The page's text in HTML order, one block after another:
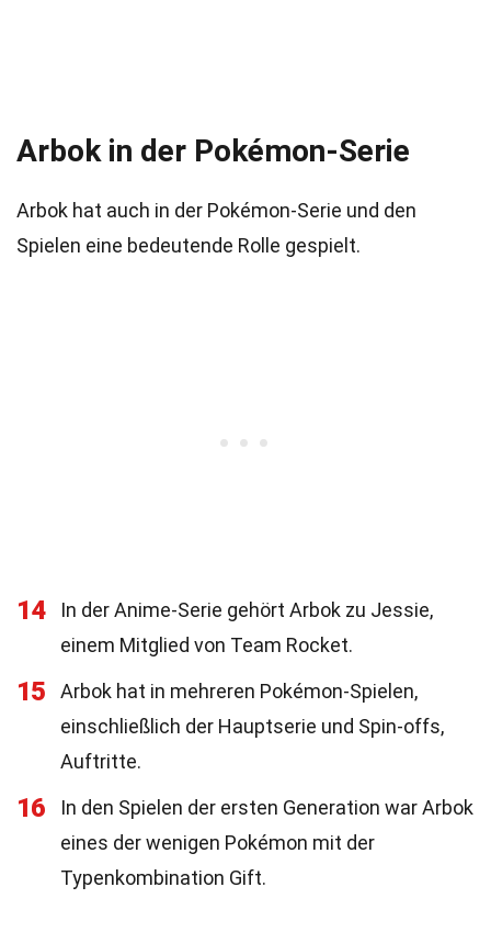
Arbok in der Pokémon-Serie
Arbok hat auch in der Pokémon-Serie und den
Spielen eine bedeutende Rolle gespielt.
14
In der Anime-Serie gehört Arbok zu Jessie,
einem Mitglied von Team Rocket.
15
Arbok hat in mehreren Pokémon-Spielen,
einschließlich der Hauptserie und Spin-offs,
Auftritte.
16
In den Spielen der ersten Generation war Arbok
eines der wenigen Pokémon mit der
Typenkombination Gift.